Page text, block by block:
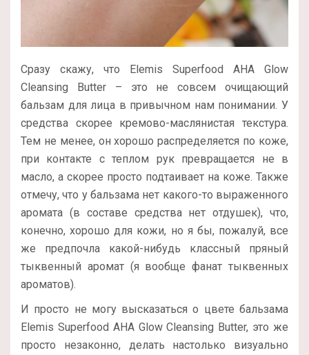
Сразу скажу, что Elemis Superfood AHA Glow
Cleansing Butter – это не совсем очищающий
бальзам для лица в привычном нам понимании. У
средства скорее кремово-маслянистая текстура.
Тем не менее, он хорошо распределяется по коже,
при контакте с теплом рук превращается не в
масло, а скорее просто подтаивает на коже. Также
отмечу, что у бальзама нет какого-то выраженного
аромата (в составе средства нет отдушек), что,
конечно, хорошо для кожи, но я бы, пожалуй, все
же предпочла какой-нибудь классный пряный
тыквенный аромат (я вообще фанат тыквенных
ароматов).
И просто не могу высказаться о цвете бальзама
Elemis Superfood AHA Glow Cleansing Butter, это же
просто незаконно, делать настолько визуально